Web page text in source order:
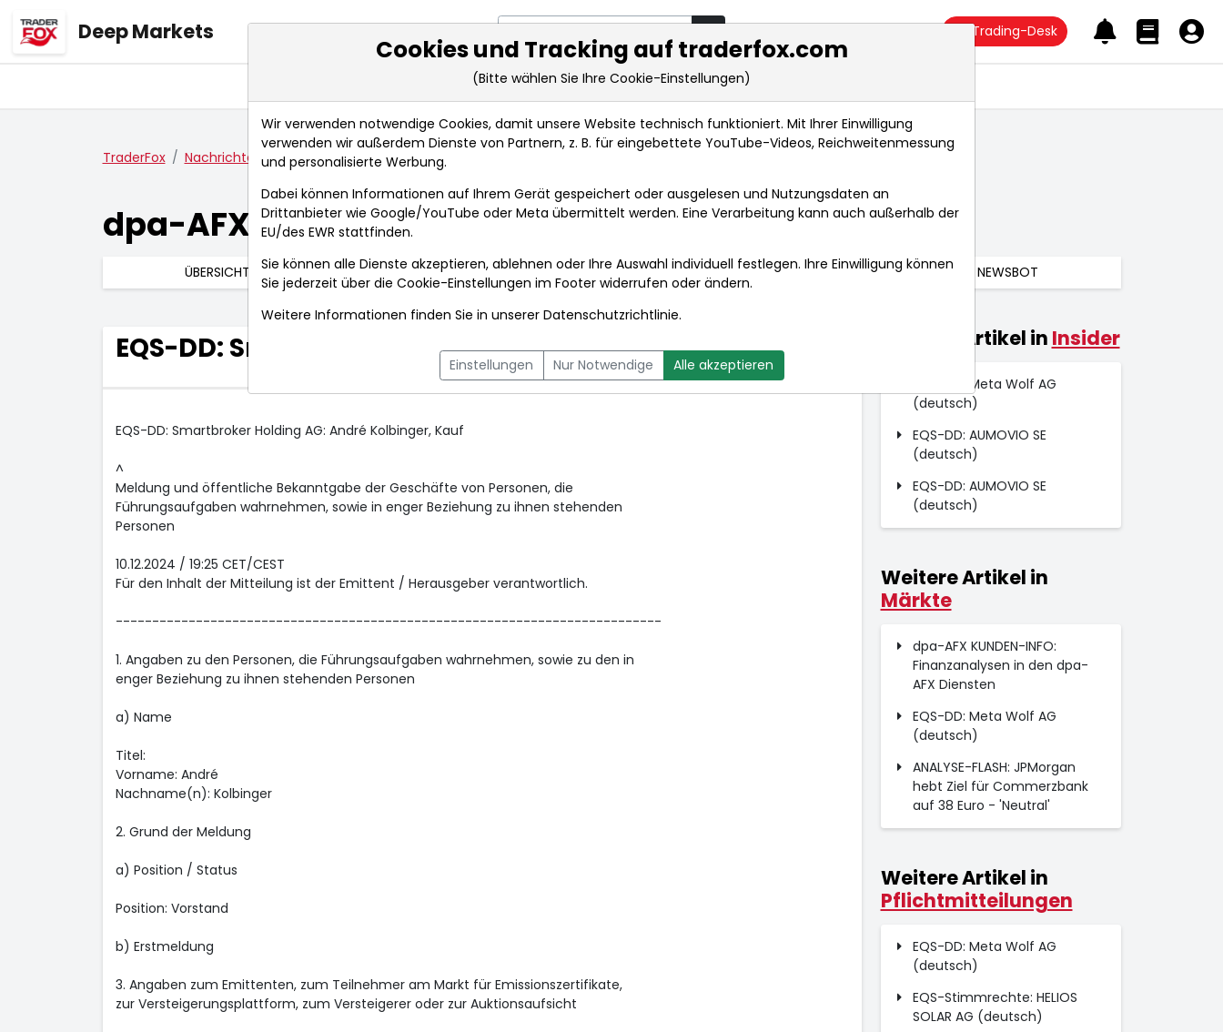
Deep Markets Trading-Desk
Markt-Analysen Market Tools Realtimekurse Nachrichten
TraderFox Nachrichten dpa-AFX Compact EQS-DD: Smartbroker Holding AG (deutsch)
dpa-AFX Compact
ÜBERSICHT DPA-AFX PROFEED DPA-AFX COMPACT NEWSBOT
EQS-DD: Smartbroker Holding AG (deutsch)
10.12.2024
um 19:25 Uhr
EQS-DD: Smartbroker Holding AG: André Kolbinger, Kauf
^
Meldung und öffentliche Bekanntgabe der Geschäfte von Personen, die
Führungsaufgaben wahrnehmen, sowie in enger Beziehung zu ihnen stehenden
Personen
10.12.2024 / 19:25 CET/CEST
Für den Inhalt der Mitteilung ist der Emittent / Herausgeber verantwortlich.
---------------------------------------------------------------------------
1. Angaben zu den Personen, die Führungsaufgaben wahrnehmen, sowie zu den in
enger Beziehung zu ihnen stehenden Personen
a) Name
Titel:
Vorname: André
Nachname(n): Kolbinger
2. Grund der Meldung
a) Position / Status
Position: Vorstand
b) Erstmeldung
3. Angaben zum Emittenten, zum Teilnehmer am Markt für Emissionszertifikate,
zur Versteigerungsplattform, zum Versteigerer oder zur Auktionsaufsicht
Weitere Artikel in Insider
EQS-DD: Meta Wolf AG
(deutsch)
EQS-DD: AUMOVIO SE
(deutsch)
EQS-DD: AUMOVIO SE
(deutsch)
Weitere Artikel in
Märkte
dpa-AFX KUNDEN-INFO:
Finanzanalysen in den dpa-
AFX Diensten
EQS-DD: Meta Wolf AG
(deutsch)
ANALYSE-FLASH: JPMorgan
hebt Ziel für Commerzbank
auf 38 Euro - 'Neutral'
Weitere Artikel in
Pflichtmitteilungen
EQS-DD: Meta Wolf AG
(deutsch)
EQS-Stimmrechte: HELIOS
SOLAR AG (deutsch)
Cookies und Tracking auf traderfox.com
(Bitte wählen Sie Ihre Cookie-Einstellungen)
Wir verwenden notwendige Cookies, damit unsere Website technisch funktioniert. Mit Ihrer Einwilligung
verwenden wir außerdem Dienste von Partnern, z. B. für eingebettete YouTube-Videos, Reichweitenmessung
und personalisierte Werbung.
Dabei können Informationen auf Ihrem Gerät gespeichert oder ausgelesen und Nutzungsdaten an
Drittanbieter wie Google/YouTube oder Meta übermittelt werden. Eine Verarbeitung kann auch außerhalb der
EU/des EWR stattfinden.
Sie können alle Dienste akzeptieren, ablehnen oder Ihre Auswahl individuell festlegen. Ihre Einwilligung können
Sie jederzeit über die Cookie-Einstellungen im Footer widerrufen oder ändern.
Weitere Informationen finden Sie in unserer Datenschutzrichtlinie.
Einstellungen Nur Notwendige Alle akzeptieren